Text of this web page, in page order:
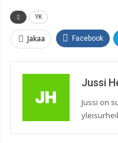
YK
Jakaa Facebook
Jussi
Jussi on